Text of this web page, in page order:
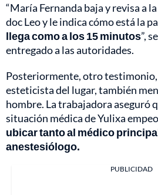
“María Fernanda baja y revisa a
doc Leo y le indica cómo está la
llega como a los 15 minutos”,
entregado a las autoridades.
Posteriormente, otro testimonio,
esteticista del lugar, también
hombre. La trabajadora aseguró
situación médica de Yulixa
ubicar tanto al médico
anestesiólogo.
PUBLICIDAD